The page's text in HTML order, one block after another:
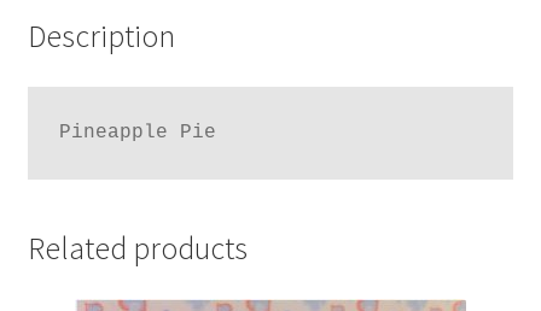
Description
Pineapple Pie
Related products